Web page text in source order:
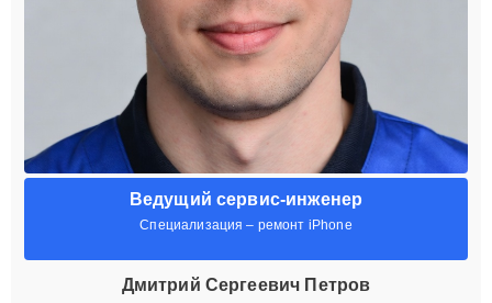
Ведущий сервис-инженер
Специализация – ремонт iPhone
Дмитрий Сергеевич Петров